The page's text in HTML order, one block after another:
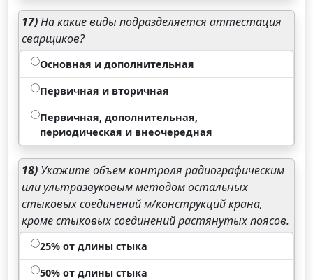
17)На какие виды подразделяется аттестация
сварщиков?
Основная и дополнительная
Первичная и вторичная
Первичная, дополнительная,
периодическая и внеочередная
18)Укажите объем контроля радиографическим
или ультразвуковым методом остальных
стыковых соединений м/конструкций крана,
кроме стыковых соединений растянутых поясов.
25% от длины стыка
50% от длины стыка